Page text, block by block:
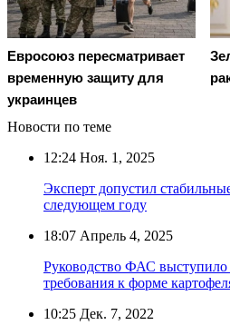
Евросоюз пересматривает
временную защиту для
украинцев
Новости по теме
12:24 Ноя. 1, 2025
Эксперт допустил
следующем году
18:07 Апрель 4, 2025
Руководство ФАС выступило
требования к форме
10:25 Дек. 7, 2022